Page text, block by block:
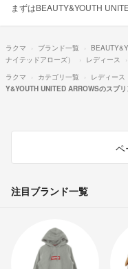
まずはBEAUTY&YOUTH
ラクマ ブランド一覧
ナイテッドアローズ）
レディース
ラクマ
カテゴリ一覧 レディース
Y&YOUTH UNITED ARROWSのスプリ
ペ
注目ブランド一覧